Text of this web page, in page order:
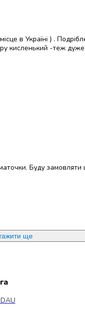
в Україні ) .
кисленький -теж
Буду замовляти
ще